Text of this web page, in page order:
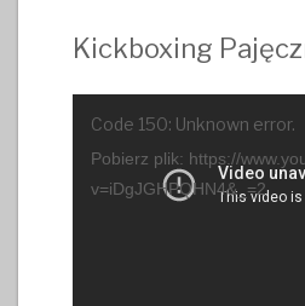
Kickboxing
Code 150: Unknown error.
Pobierz plik: https://
v=iDgJGHPQHN4&_=2